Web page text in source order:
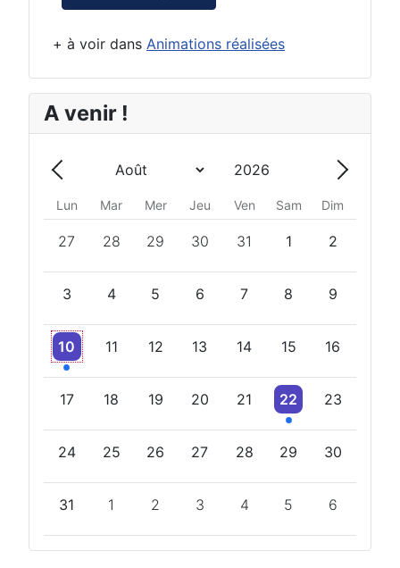
+ à voir dans Animations réalisées
A venir !
Précédent - Mois
Mois
Année
Suivant
Lun Mar Mer Jeu Ven Sam Dim
27 28 29 30 31 1 2
3 4 5 6 7 8 9
10
Un évènement
11 12 13 14 15 16
17 18 19 20 21 22
Un évènement
23
24 25 26 27 28 29 30
31 1 2 3 4 5 6